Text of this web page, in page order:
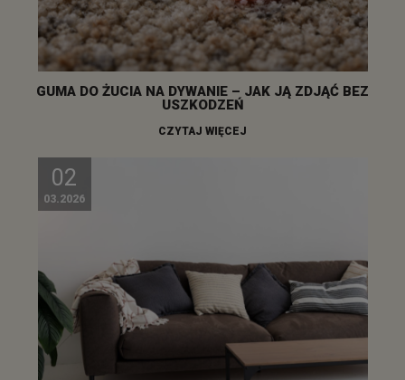
GUMA DO ŻUCIA NA DYWANIE – JAK JĄ ZDJĄĆ BEZ
USZKODZEŃ
CZYTAJ WIĘCEJ
02
03.2026